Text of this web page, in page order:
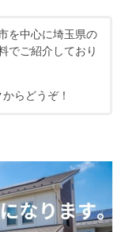
を中心に埼玉県の
でご紹介しており
らどうぞ！